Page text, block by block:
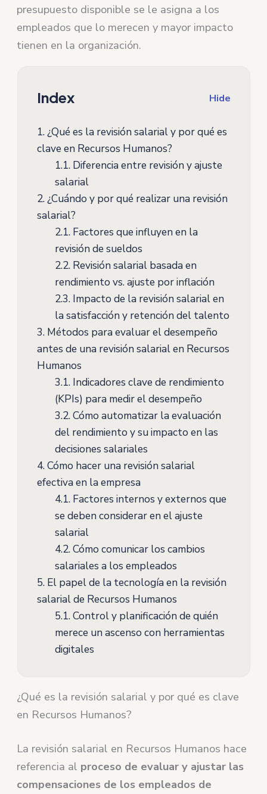
presupuesto disponible se le asigna a los
empleados que lo merecen y mayor impacto
tienen en la organización.
Index Hide
1.¿Qué es la revisión salarial y por qué es
clave en Recursos Humanos?
1.1.Diferencia entre revisión y ajuste
salarial
2.¿Cuándo y por qué realizar una revisión
salarial?
2.1.Factores que influyen en la
revisión de sueldos
2.2.Revisión salarial basada en
rendimiento vs. ajuste por inflación
2.3.Impacto de la revisión salarial en
la satisfacción y retención del talento
3.Métodos para evaluar el desempeño
antes de una revisión salarial en Recursos
Humanos
3.1.Indicadores clave de rendimiento
(KPIs) para medir el desempeño
3.2.Cómo automatizar la evaluación
del rendimiento y su impacto en las
decisiones salariales
4.Cómo hacer una revisión salarial
efectiva en la empresa
4.1.Factores internos y externos que
se deben considerar en el ajuste
salarial
4.2.Cómo comunicar los cambios
salariales a los empleados
5.El papel de la tecnología en la revisión
salarial de Recursos Humanos
5.1.Control y planificación de quién
merece un ascenso con herramientas
digitales
¿Qué es la revisión salarial y por qué es clave
en Recursos Humanos?
La revisión salarial en Recursos Humanos hace
referencia al proceso de evaluar y ajustar las
compensaciones de los empleados de